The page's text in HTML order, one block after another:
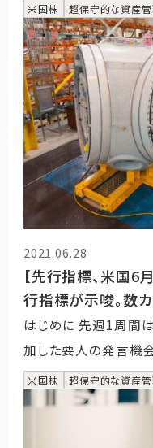
米国株 超保守的な資産管
2021.06.28
【先行指標、米国6
行指標が示唆。数
はじめに 先週1周間
加した要人の発言機
米国株 超保守的な資産管